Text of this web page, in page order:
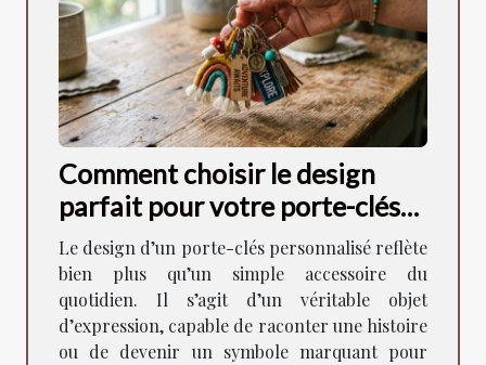
Comment choisir le design
parfait pour votre porte-clés
personnalisé ?
Le design d’un porte-clés personnalisé reflète
bien plus qu’un simple accessoire du
quotidien. Il s’agit d’un véritable objet
d’expression, capable de raconter une histoire
ou de devenir un symbole marquant pour